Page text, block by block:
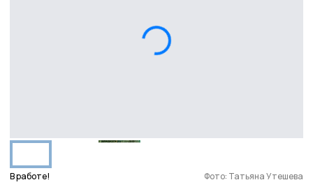
В работе! Фото: Татьяна Утешева